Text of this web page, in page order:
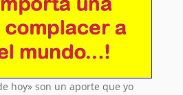
hoy» son un aporte que yo